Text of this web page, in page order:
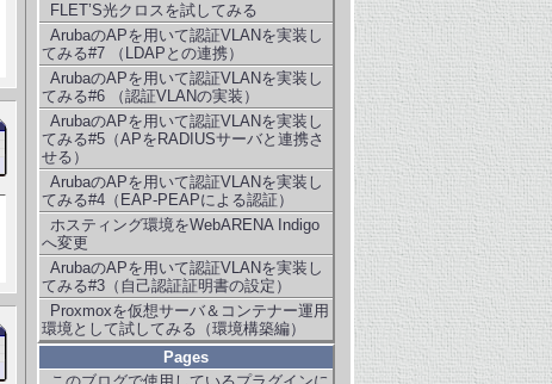
FLET’S光クロスを試してみる
ArubaのAPを用いて認証VLANを実装し
てみる#7 （LDAPとの連携）
ArubaのAPを用いて認証VLANを実装し
てみる#6 （認証VLANの実装）
ArubaのAPを用いて認証VLANを実装し
てみる#5（APをRADIUSサーバと連携さ
せる）
ArubaのAPを用いて認証VLANを実装し
てみる#4（EAP-PEAPによる認証）
ホスティング環境をWebARENA Indigo
へ変更
ArubaのAPを用いて認証VLANを実装し
てみる#3（自己認証証明書の設定）
Proxmoxを仮想サーバ＆コンテナー運用
環境として試してみる（環境構築編）
Pages